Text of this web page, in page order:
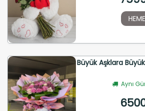
Büyük Aşklara
Aynı